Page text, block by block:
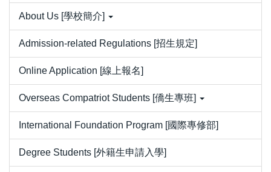
About Us [學校簡介]
Admission-related Regulations [招生規定]
Online Application [線上報名]
Overseas Compatriot Students [僑生專班]
International Foundation Program [國際專修部]
Degree Students [外籍生申請入學]